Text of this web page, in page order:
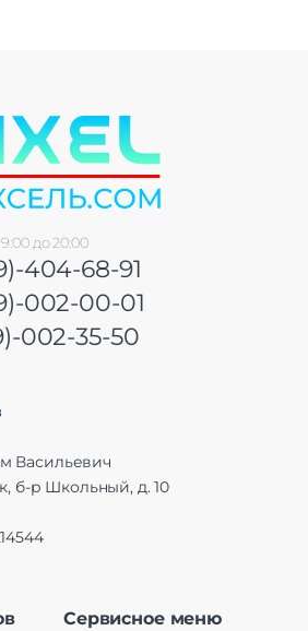
до 20:00
404-68-91
002-00-01
002-35-50
Васильевич
б-р Школьный, д. 10
Сервисное меню